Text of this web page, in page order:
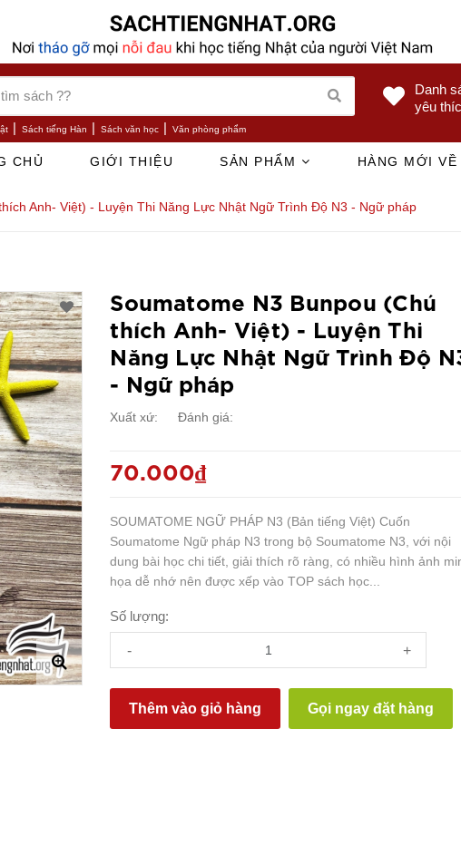
| Sách tiếng Hàn | Sách văn học | Văn phòng phẩm
Danh
yêu
CHỦ GIỚI THIỆU SẢN PHẨM HÀNG MỚI VỀ
Anh- Việt) - Luyện Thi Năng Lực Nhật Ngữ Trình Độ N3 - Ngữ pháp
Soumatome N3 Bunpou (Chú
thích Anh- Việt) - Luyện Thi
Năng Lực Nhật Ngữ Trình Độ
- Ngữ pháp
Xuất xứ: Đánh giá:
70.000₫
SOUMATOME NGỮ PHÁP N3 (Bản tiếng Việt) Cuốn
Soumatome Ngữ pháp N3 trong bộ Soumatome N3, với nội
dung bài học chi tiết, giải thích rõ ràng, có nhiều hình ảnh
họa dễ nhớ nên được xếp vào TOP sách học...
Số lượng:
- +
Thêm vào giỏ hàng Gọi ngay đặt hàng